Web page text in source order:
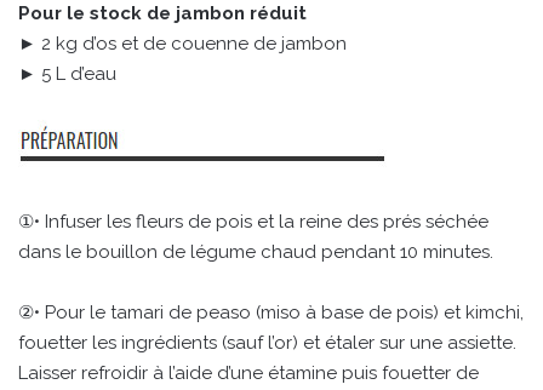
Pour le stock de jambon réduit
► 2 kg d’os et de couenne de jambon
► 5 L d’eau
①• Infuser les fleurs de pois et la reine des prés séchée
dans le bouillon de légume chaud pendant 10 minutes.
②• Pour le tamari de peaso (miso à base de pois) et kimchi,
fouetter les ingrédients (sauf l’or) et étaler sur une assiette.
Laisser refroidir à l’aide d’une étamine puis fouetter de